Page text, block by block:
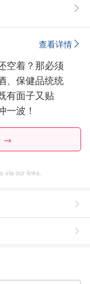
查看详情
空着？那必须
、保健品统统
有面子又贴
一波！
→
via our links.